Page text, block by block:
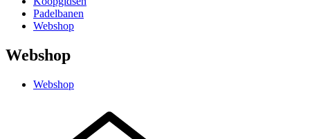
Padelbanen
Webshop
Webshop
Webshop